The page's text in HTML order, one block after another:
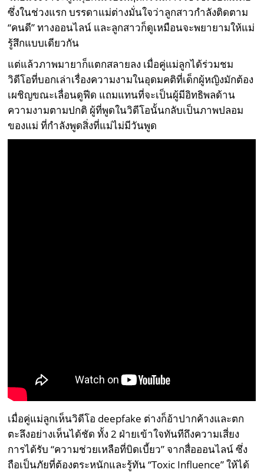
ซึ่งในช่วงแรก บรรดาแม่ต่างมั่นใจว่าลูกสาวกำลังติดตาม
“คนดี” ทางออนไลน์ และลูกสาวก็ดูเหมือนจะพยายามให้แม่
รู้สึกแบบเดียวกัน
แต่แล้วภาพมายาก็แตกสลายลง เมื่อคู่แม่ลูกได้ร่วมชม
วิดีโอที่บอกเล่าเรื่องความงามในอุดมคติที่เด็กผู้หญิงมักต้อง
เผชิญขณะเลื่อนดูฟีด แถมแทนที่จะเป็นผู้มีอิทธิพลด้าน
ความงามตามปกติ ผู้ที่พูดในวิดีโอนั้นกลับเป็นภาพปลอม
ของแม่ ที่กำลังพูดสิ่งที่แม่ไม่มีวันพูด
เมื่อคู่แม่ลูกเห็นวิดีโอ deepfake ต่างก็อ้าปากค้างและตก
ตะลึงอย่างเห็นได้ชัด ทั้ง 2 ฝ่ายเข้าใจทันทีถึงความเสี่ยง
การได้รับ “ความช่วยเหลือที่บิดเบี้ยว” จากสื่อออนไลน์ ซึ่ง
ถือเป็นภัยที่ต้องตระหนักและรู้ทัน “Toxic Influence” ให้ได้